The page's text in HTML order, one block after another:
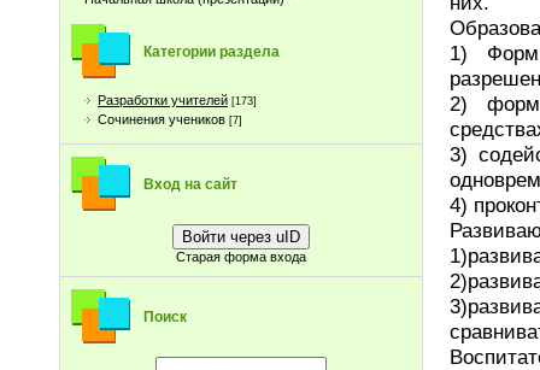
Категории раздела
Разработки учителей [173]
Сочинения учеников [7]
Вход на сайт
Войти через uID
Старая форма входа
Поиск
1)
2)
3)
4)